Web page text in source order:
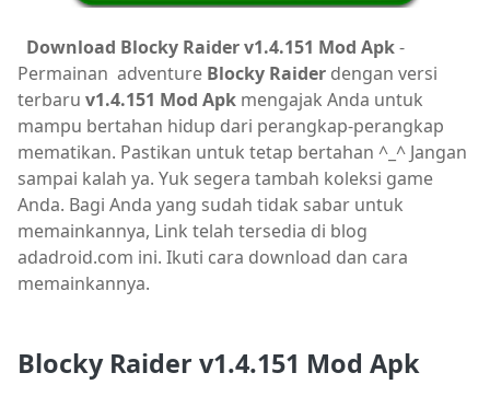
Download Blocky Raider v1.4.151 Mod Apk-
Permainan adventure Blocky Raider dengan versi
terbaru v1.4.151 Mod Apk mengajak Anda untuk
mampu bertahan hidup dari perangkap-perangkap
mematikan. Pastikan untuk tetap bertahan ^_^ Jangan
sampai kalah ya. Yuk segera tambah koleksi game
Anda. Bagi Anda yang sudah tidak sabar untuk
memainkannya, Link telah tersedia di blog
adadroid.com ini. Ikuti cara download dan cara
memainkannya.
Blocky Raider v1.4.151 Mod Apk